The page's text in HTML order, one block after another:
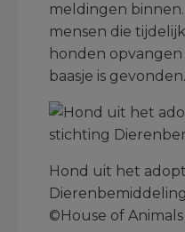
meldingen
mensen die
honden
baasje is gevonden.
Hond uit het
©House of Animals